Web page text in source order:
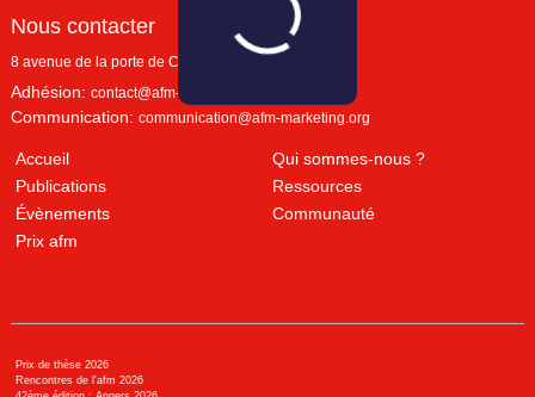
Nous contacter
8 avenue de la porte de Champerret
Adhésion: contact@afm-marketing.org
Communication: communication@afm-marketing.org
Accueil
Qui sommes-nous ?
Publications
Ressources
Évènements
Communauté
Prix afm
Prix de thèse 2026
Rencontres de l'afm 2026